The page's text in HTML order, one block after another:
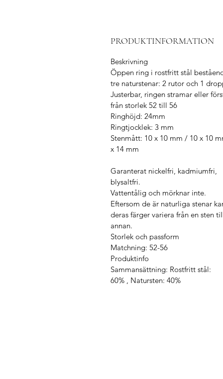
PRODUKTINFORMATION
Beskrivning
Öppen ring i rostfritt stål
tre naturstenar: 2 rutor och 1
Justerbar, ringen stramar eller
från storlek 52 till 56
Ringhöjd: 24mm
Ringtjocklek: 3 mm
Stenmått: 10 x 10 mm / 10 x 10
x 14 mm
Garanterat nickelfri, kadmiumfri,
blysaltfri.
Vattentålig och mörknar inte.
Eftersom de är naturliga stenar
deras färger variera från en sten
annan.
Storlek och passform
Matchning: 52-56
Produktinfo
Sammansättning: Rostfritt stål:
60% , Natursten: 40%